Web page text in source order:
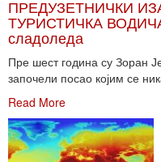
ПРЕДУЗЕТНИЧКИ
ТУРИСТИЧКА
сладоледа
Пре шест година су Зоран
започели посао којим се
Read More